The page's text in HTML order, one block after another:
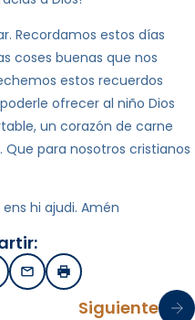
Recordamos estos días
coses buenas que nos
estos recuerdos
ofrecer al niño Dios
un corazón de carne
para nosotros cristianos
hi ajudi. Amén
EmailImprimir
Siguiente